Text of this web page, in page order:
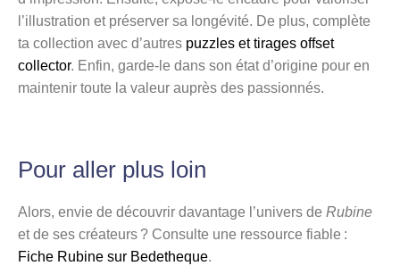
l’illustration et préserver sa longévité. De plus, complète
ta collection avec d’autres puzzles et tirages offset
collector. Enfin, garde-le dans son état d’origine pour en
maintenir toute la valeur auprès des passionnés.
Pour aller plus loin
Alors, envie de découvrir davantage l’univers de Rubine
et de ses créateurs ? Consulte une ressource fiable :
Fiche Rubine sur Bedetheque.